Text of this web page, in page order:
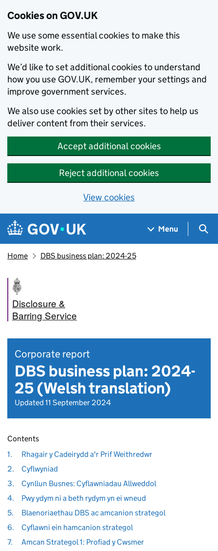
Cookies on GOV.UK
We use some essential cookies to make this
website work.
We’d like to set additional cookies to understand
how you use GOV.UK, remember your settings and
improve government services.
We also use cookies set by other sites to help us
deliver content from their services.
Accept additional cookies
Reject additional cookies
View cookies
Skip to main content
Navigation menu
Menu
Home DBS business plan: 2024-25
Disclosure &
Barring Service
Corporate report
DBS business plan: 2024-
25 (Welsh translation)
Updated 11 September 2024
Contents
1.
Rhagair y Cadeirydd a'r Prif Weithredwr
2.
Cyflwyniad
3.
Cynllun Busnes: Cyflawniadau Allweddol
4.
Pwy ydym ni a beth rydym yn ei wneud
5.
Blaenoriaethau DBS ac amcanion strategol
6.
Cyflawni ein hamcanion strategol
7.
Amcan Strategol 1: Profiad y Cwsmer